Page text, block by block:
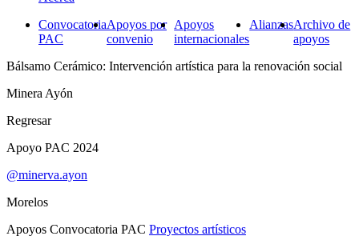
Convocatoria
PAC
Apoyos por
convenio
Apoyos
internacionales
AlianzasArchivo de
apoyos
Bálsamo Cerámico: Intervención artística para la renovación social
Minera Ayón
Regresar
Apoyo PAC 2024
@minerva.ayon
Morelos
Apoyos Convocatoria PAC Proyectos artísticos